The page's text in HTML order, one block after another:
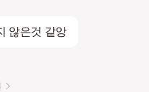
않은것 같앙